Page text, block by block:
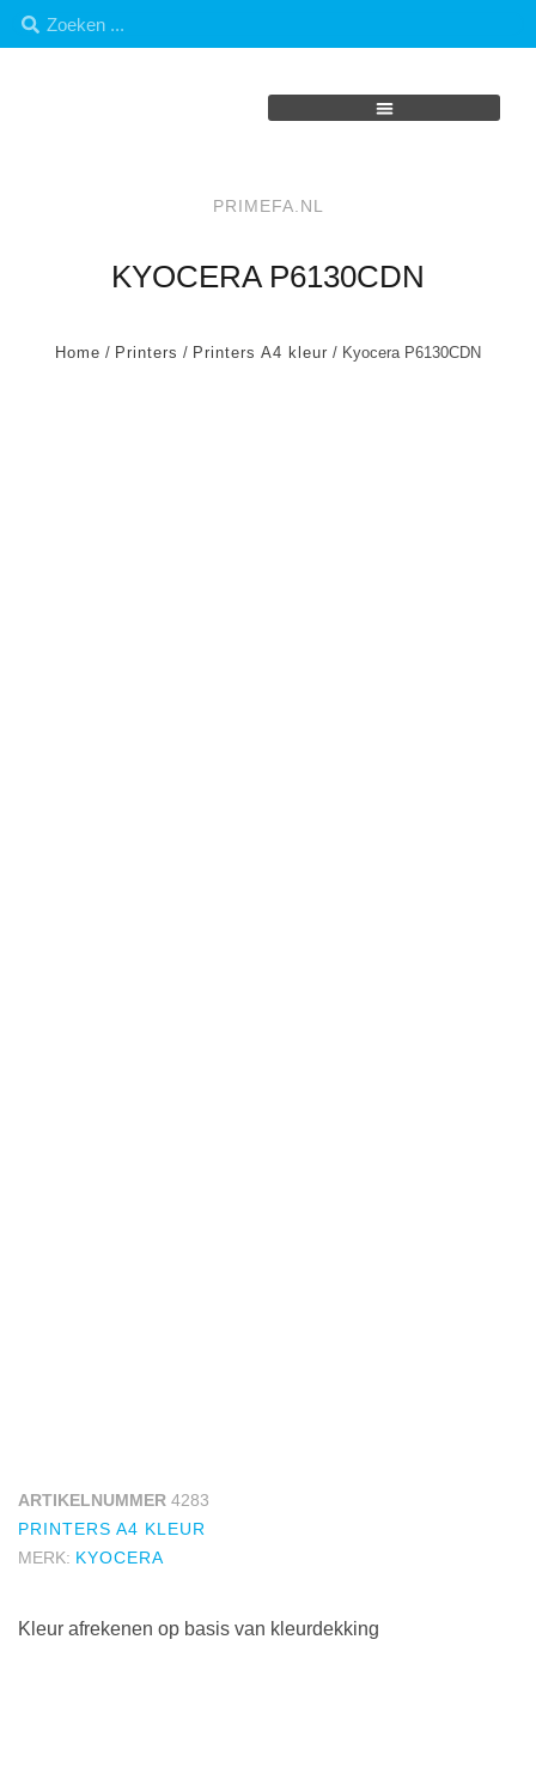
PRIMEFA.NL
KYOCERA P6130CDN
Home / Printers / Printers A4 kleur / Kyocera P6130CDN
ARTIKELNUMMER 4283
PRINTERS A4 KLEUR
MERK: KYOCERA
Kleur afrekenen op basis van kleurdekking